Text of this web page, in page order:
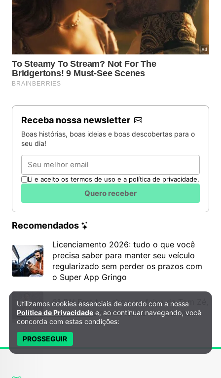
Receba nossa newsletter
Boas histórias, boas ideias e boas descobertas para o
seu dia!
Email
Li e aceito os termos de uso e a política de privacidade.
Quero receber
Recomendados
Licenciamento 2026: tudo o que você
precisa saber para manter seu veículo
regularizado sem perder os prazos com
o Super App Gringo
6º DH Fest tem show na faixa de Tom Zé,
mostra de cinema, teatro e muito mais!
Política de Privacidade e Cookies
Utilizamos cookies essenciais de acordo com a nossa
Política de Privacidade e, ao continuar navegando, você
concorda com estas condições:
PROSSEGUIR